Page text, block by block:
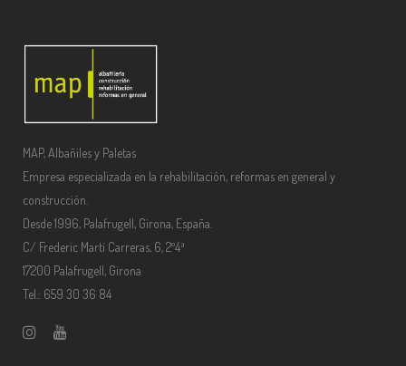
MAP, Albañiles y Paletas
Empresa especializada en la rehabilitación, reformas en general y
construcción.
Desde 1996, Palafrugell, Girona, España.
C/ Frederic Martí Carreras, 6, 2º4ª
17200 Palafrugell, Girona
Tel.: 659 30 36 84